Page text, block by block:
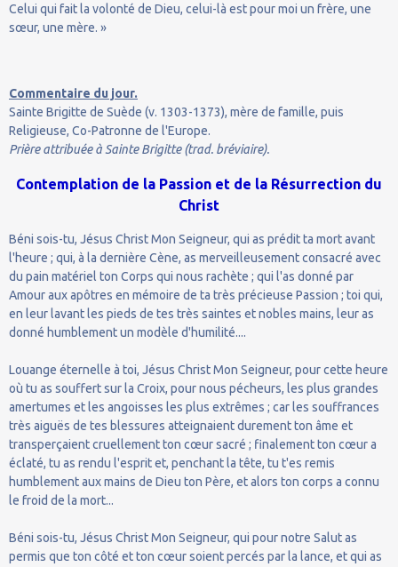
Celui qui fait la volonté de Dieu, celui-là est pour moi un frère, une
sœur, une mère. »
Commentaire du jour.
Sainte Brigitte de Suède (v. 1303-1373), mère de famille, puis
Religieuse, Co-Patronne de l'Europe.
Prière attribuée à Sainte Brigitte (trad. bréviaire).
Contemplation de la Passion et de la Résurrection du
Christ
Béni sois-tu, Jésus Christ Mon Seigneur, qui as prédit ta mort avant
l'heure ; qui, à la dernière Cène, as merveilleusement consacré avec
du pain matériel ton Corps qui nous rachète ; qui l'as donné par
Amour aux apôtres en mémoire de ta très précieuse Passion ; toi qui,
en leur lavant les pieds de tes très saintes et nobles mains, leur as
donné humblement un modèle d'humilité....
Louange éternelle à toi, Jésus Christ Mon Seigneur, pour cette heure
où tu as souffert sur la Croix, pour nous pécheurs, les plus grandes
amertumes et les angoisses les plus extrêmes ; car les souffrances
très aiguës de tes blessures atteignaient durement ton âme et
transperçaient cruellement ton cœur sacré ; finalement ton cœur a
éclaté, tu as rendu l'esprit et, penchant la tête, tu t'es remis
humblement aux mains de Dieu ton Père, et alors ton corps a connu
le froid de la mort...
Béni sois-tu, Jésus Christ Mon Seigneur, qui pour notre Salut as
permis que ton côté et ton cœur soient percés par la lance, et qui as